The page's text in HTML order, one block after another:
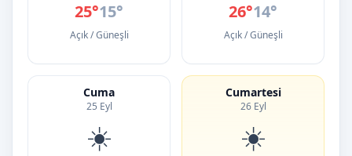
25°15°
Açık / Güneşli
26°14°
Açık / Güneşli
Cuma
25 Eyl
☀️
Cumartesi
26 Eyl
☀️